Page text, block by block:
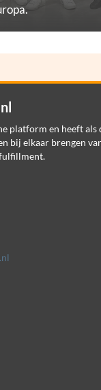
platform en heeft als
bij elkaar brengen